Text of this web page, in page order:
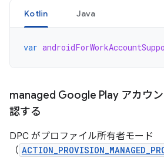
Kotlin Java
var
managed Google Play アカウ
認する
DPC がプロファイル所有者モード
（